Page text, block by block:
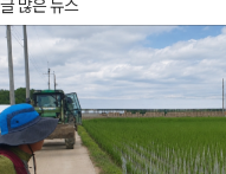
많은 뉴스